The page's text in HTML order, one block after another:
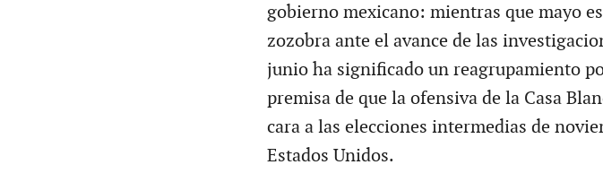
gobierno mexicano: mientras que mayo
zozobra ante el avance de las
junio ha significado un reagrupamiento
premisa de que la ofensiva de la Casa
cara a las elecciones intermedias de
Estados Unidos.